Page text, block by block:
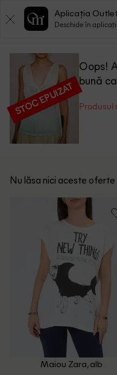
STOC EPUIZAT
Oops!
bună
Produsul
Nu lăsa nici aceste oferte
Maiou Zara, alb
Aplicația
Deschide în